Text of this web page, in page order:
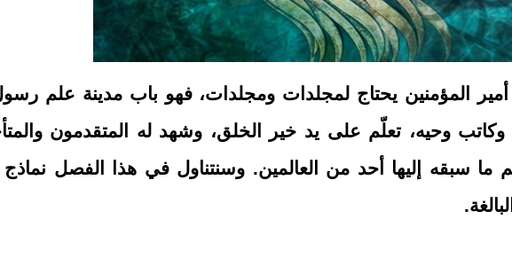
المؤمنين يحتاج لمجلدات ومجلدات، فهو باب مدينة علم
وحيه، تعلّم على يد خير الخلق، وشهد له المتقدمون
ما سبقه إليها أحد من العالمين. وسنتناول في هذا الفصل